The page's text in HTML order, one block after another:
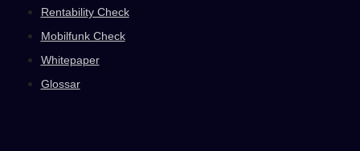
Rentability Check
Mobilfunk Check
Whitepaper
Glossar